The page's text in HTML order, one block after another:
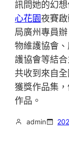
訊問她的幻
心花園夜賽
局廣州專員
物維護協會
護協會等結
共收到來自
獲獎作品集
作品。
admin